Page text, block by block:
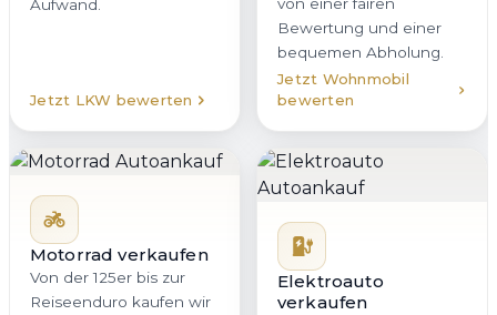
Aufwand.
Jetzt LKW bewerten
von einer fairen
Bewertung und einer
bequemen Abholung.
Jetzt Wohnmobil
bewerten
Motorrad verkaufen
Von der 125er bis zur
Reiseenduro kaufen wir
Elektroauto
verkaufen